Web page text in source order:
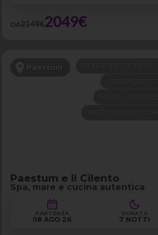
DA2149€2049€
Paestum
Paestum e il Cilento
Spa, mare e cucina autentica
PARTENZA
08 AGO 26
DURATA
7 NOTTI